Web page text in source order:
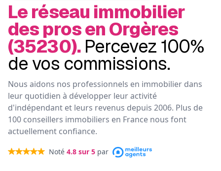
Le réseau immobilier
des pros en Orgères
(35230). Percevez 100%
de vos commissions.
Nous aidons nos professionnels en immobilier dans
leur quotidien à développer leur activité
d'indépendant et leurs revenus depuis 2006. Plus de
100 conseillers immobiliers en France nous font
actuellement confiance.
Noté 4.8 sur 5 par